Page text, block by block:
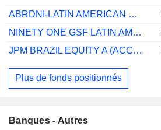
ABRDNI-LATIN AMERICAN EQTY I ACC USD
NINETY ONE GSF LATIN AMER EQ I ACC USD
JPM BRAZIL EQUITY A (ACC) USD
Plus de fonds positionnés
Banques - Autres